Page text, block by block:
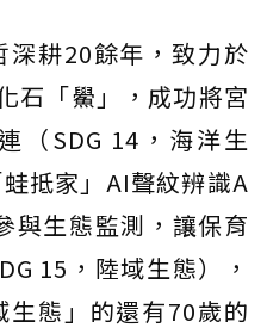
深耕20餘年，致力於
石「鱟」，成功將宮
（SDG 14，海洋生
抵家」AI聲紋辨識A
與生態監測，讓保育
15，陸域生態），
態」的還有70歲的